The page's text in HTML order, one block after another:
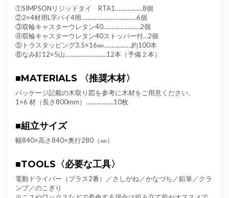
①SIMPSONリジッドタイ RTA1………………8個
②2×4材用L字バイ4用………………………………6個
③双輪キャスターウレタン40……………………2個
④双輪キャスターウレタン40ストッパー付…2個
⑤トラスタッピング3.5×16㎜………………約100本
⑥なみ釘12×5山………………………12本（予備２本）
■MATERIALS 〈推奨木材〉
パッケージ記載の木取り図を参考に木材をご用意ください。
1×6 材（長さ800mm）………………10枚
■組立サイズ
幅840×高さ840×奥行280（㎜）
■TOOLS〈必要な工具〉
電動ドライバー（プラス2番）／さしがね／かなづち／鉛筆／クラ
ンプ／のこぎり